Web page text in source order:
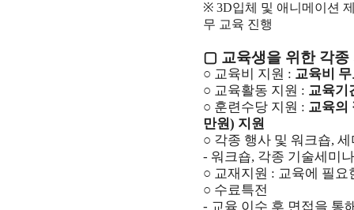
※ 3D입체 및 애니메이션
무 교육 진행
▢ 교육생을 위한 각
○ 교육비 지원 : 교육비
○ 교육활동 지원 : 교육기
○ 훈련수당 지원 : 교육의
만원) 지원
○ 각종 행사 및 워크숍,
- 워크숍, 각종 기술세미
○ 교재지원 : 교육에 필요
○ 수료특전
- 교육 이수 후 면접을 통